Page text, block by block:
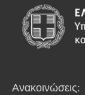
Ανακοινώσεις: